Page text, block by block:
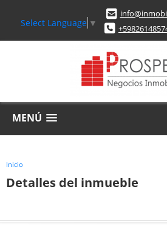
Select Language ▼
MENÚ
Inicio
Detalles del inmueble